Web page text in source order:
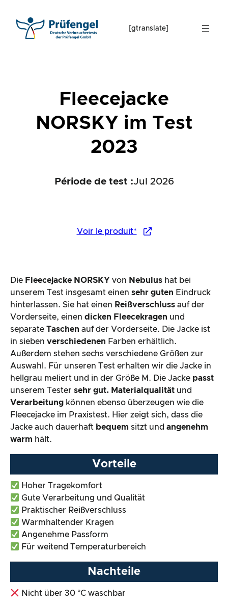
content
[gtranslate]
Fleecejacke
NORSKY im Test
2023
Période de test :Jul 2026
Voir le produit*
Die Fleecejacke NORSKY von Nebulus hat bei
unserem Test insgesamt einen sehr guten Eindruck
hinterlassen. Sie hat einen Reißverschluss auf der
Vorderseite, einen dicken Fleecekragen und
separate Taschen auf der Vorderseite. Die Jacke ist
in sieben verschiedenen Farben erhältlich.
Außerdem stehen sechs verschiedene Größen zur
Auswahl. Für unseren Test erhalten wir die Jacke in
hellgrau meliert und in der Größe M. Die Jacke passt
unserem Tester sehr gut. Materialqualität und
Verarbeitung können ebenso überzeugen wie die
Fleecejacke im Praxistest. Hier zeigt sich, dass die
Jacke auch dauerhaft bequem sitzt und angenehm
warm hält.
Vorteile
Hoher Tragekomfort
Gute Verarbeitung und Qualität
Praktischer Reißverschluss
Warmhaltender Kragen
Angenehme Passform
Für weitend Temperaturbereich
Nachteile
Nicht über 30 °C waschbar